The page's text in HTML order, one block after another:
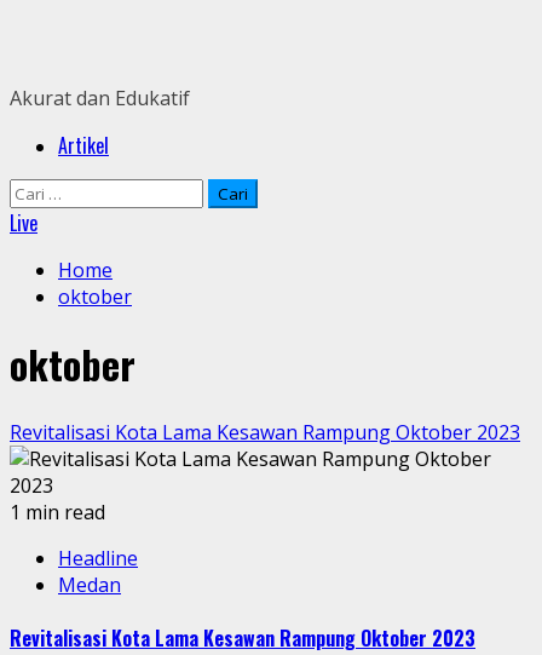
Akurat dan Edukatif
PrimaryArtikel
Cari
untuk:
Live
Home
oktober
oktober
Revitalisasi Kota Lama Kesawan Rampung Oktober 2023
1 min read
Headline
Medan
Revitalisasi Kota Lama Kesawan Rampung Oktober 2023